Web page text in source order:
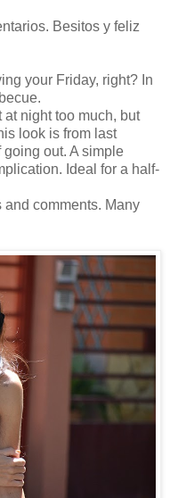
Besitos y feliz
your Friday, right? In
at night too much, but
look is from last
going out. A simple
Ideal for a half-
comments. Many